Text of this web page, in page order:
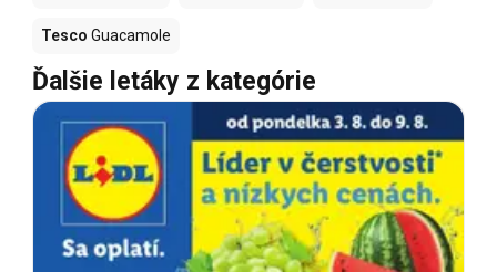
Tesco Guacamole
Ďalšie letáky z kategórie